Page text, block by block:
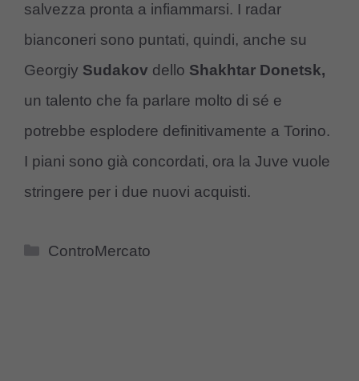
salvezza pronta a infiammarsi. I radar
bianconeri sono puntati, quindi, anche su
Georgiy Sudakov dello Shakhtar Donetsk,
un talento che fa parlare molto di sé e
potrebbe esplodere definitivamente a Torino.
I piani sono già concordati, ora la Juve vuole
stringere per i due nuovi acquisti.
Categorie
ControMercato